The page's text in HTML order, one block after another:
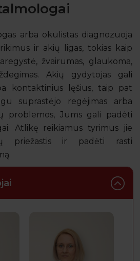
arba okulistas diagnozuoja
ir akių ligas, tokias kaip
žvairumas, glaukoma,
Akių gydytojas gali
kontaktinius lęšius, taip pat
suprastėjo regėjimas arba
problemos, Jums gali padėti
Atlikę reikiamus tyrimus jie
priežastis ir padėti rasti